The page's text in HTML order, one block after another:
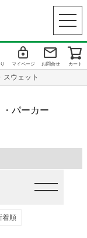
マイページ お問合せ カート
スウェット
パーカー
着順